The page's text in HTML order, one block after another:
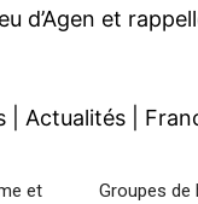
d’Agen et
Actualités
et
Groupes